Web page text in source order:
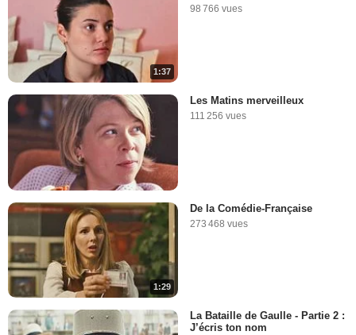
1:37
98 766 vues
Les Matins merveilleux
111 256 vues
1:29
De la Comédie-Française
273 468 vues
La Bataille de Gaulle - Partie 2 :
J’écris ton nom